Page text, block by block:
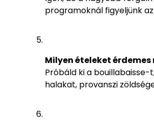
programoknál figyeljünk
Milyen ételeket
Próbáld ki a bouillabaisse-
halakat, provanszi